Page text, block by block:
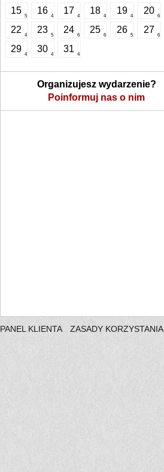
15
5
16
4
17
4
18
4
19
4
20
6
22
4
23
5
24
6
25
6
26
5
27
6
29
4
30
4
31
4
Organizujesz wydarzenie?
Poinformuj nas o nim
PANEL KLIENTA ZASADY KORZYSTANIA